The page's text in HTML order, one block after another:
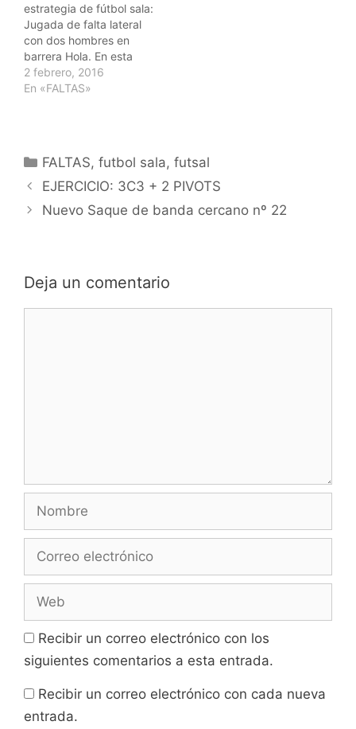
estrategia de fútbol sala:
Jugada de falta lateral
con dos hombres en
barrera Hola. En esta
nueva entrada de la web
os adjunto una nueva
dos hombres en…
2 febrero, 2016
En «FALTAS»
Categorías
FALTAS,futbol sala,futsal
Navegación
de
EJERCICIO: 3C3 + 2 PIVOTS
Nuevo Saque de banda cercano nº 22
Deja un comentario
electrónico
Recibir un correo electrónico con los
siguientes comentarios a esta entrada.
Recibir un correo electrónico con cada nueva
entrada.